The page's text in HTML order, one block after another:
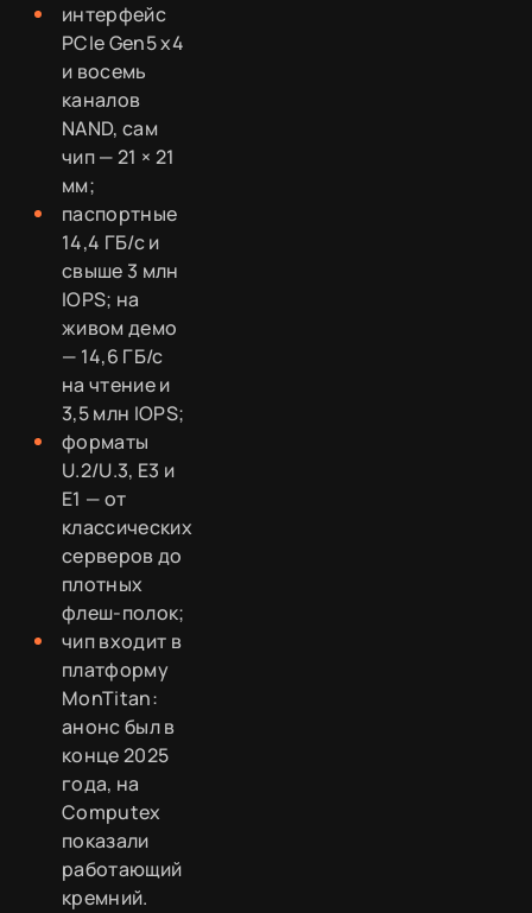
интерфейс
PCIe Gen5 x4
и восемь
каналов
NAND, сам
чип — 21 × 21
мм;
паспортные
14,4 ГБ/с и
свыше 3 млн
IOPS; на
живом демо
— 14,6 ГБ/с
на чтение и
3,5 млн IOPS;
форматы
U.2/U.3, E3 и
E1 — от
классических
серверов до
плотных
флеш-полок;
чип входит в
платформу
MonTitan:
анонс был в
конце 2025
года, на
Computex
показали
работающий
кремний.